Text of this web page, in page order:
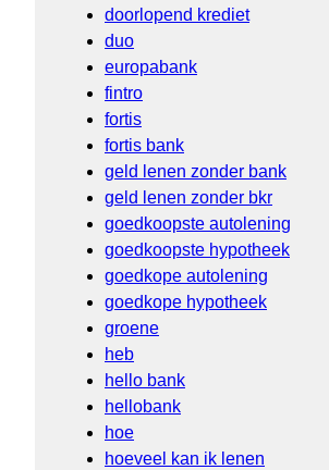
doorlopend krediet
duo
europabank
fintro
fortis
fortis bank
geld lenen zonder bank
geld lenen zonder bkr
goedkoopste autolening
goedkoopste hypotheek
goedkope autolening
goedkope hypotheek
groene
heb
hello bank
hellobank
hoe
hoeveel kan ik lenen